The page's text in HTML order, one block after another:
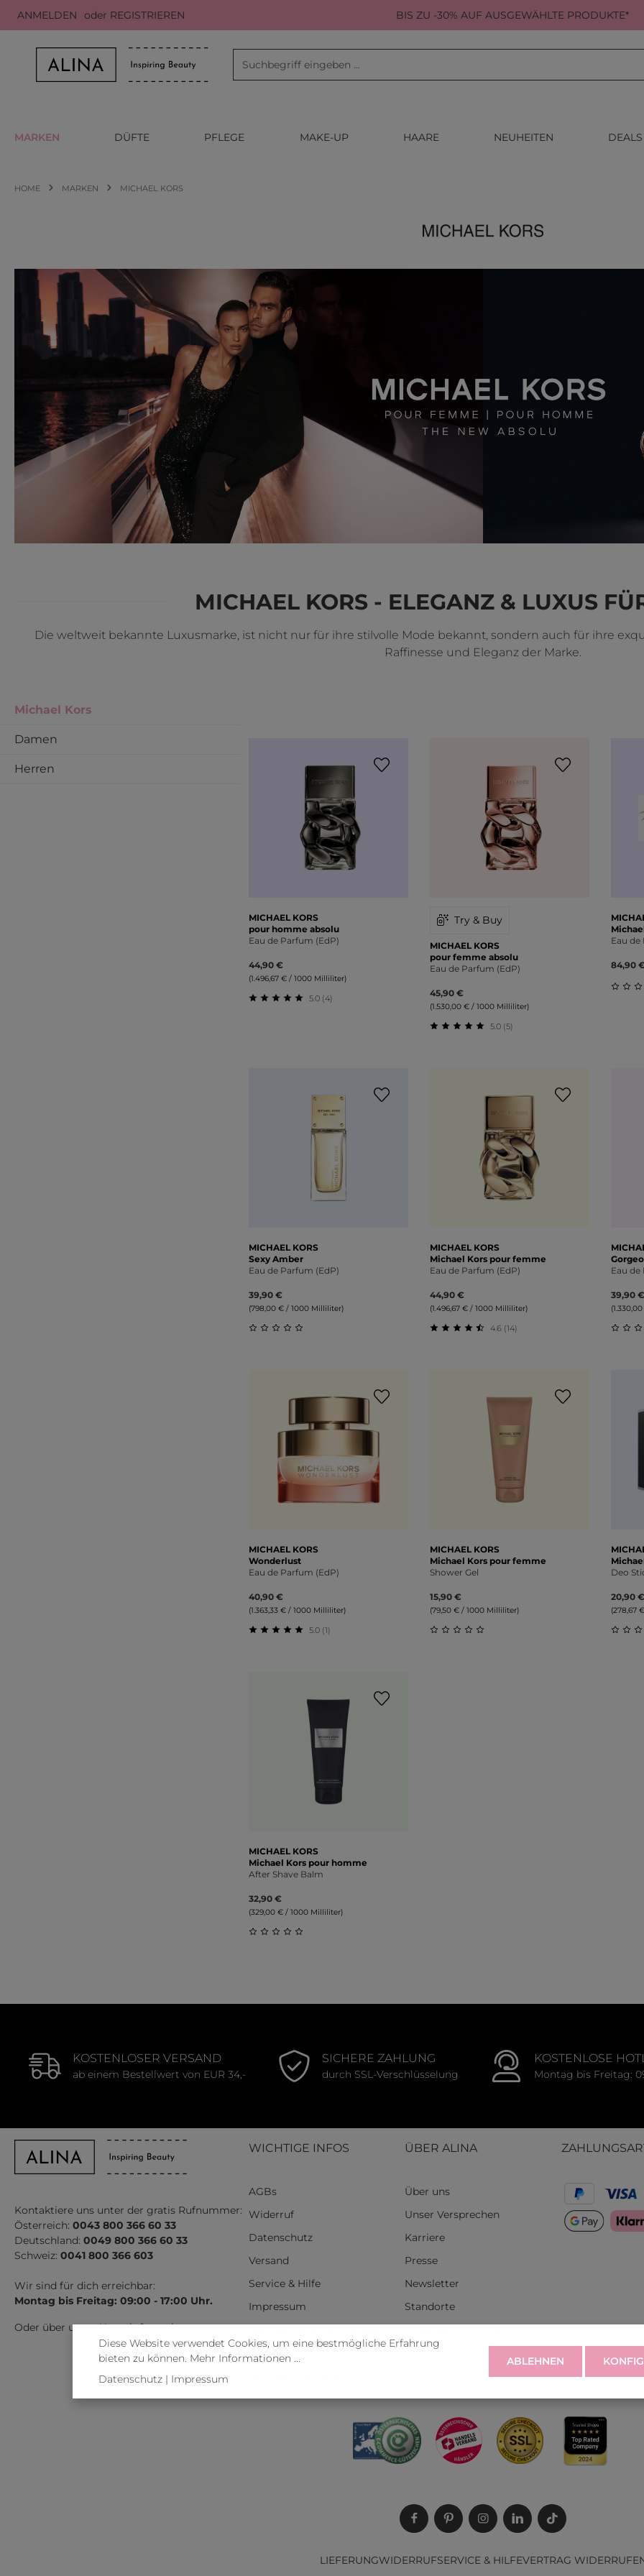
Hauptinhalt springen
Zur Suche springen
Zur Hauptnavigation springen
ANMELDEN oder REGISTRIEREN BIS ZU -30% AUF AUSGEWÄHLTE PRODUKTE*
MARKEN DÜFTE PFLEGE MAKE-UP HAARE NEUHEITEN DEALS
HOME MARKEN MICHAEL KORS
MICHAEL KORS - ELEGANZ & LUXUS
Die weltweit bekannte Luxusmarke, ist nicht nur für ihre stilvolle Mode bekannt, sondern auch für ihre
Raffinesse und Eleganz der Marke.
Michael Kors
Damen
Herren
MICHAEL KORS
pour homme absolu
Eau de Parfum (EdP)
44,90 €
(1.496,67 € / 1000 Milliliter)
Durchschnittliche Bewertung von 5 von 5 Sternen
5.0 (4)
Try & Buy
MICHAEL KORS
pour femme absolu
Eau de Parfum (EdP)
45,90 €
(1.530,00 € / 1000 Milliliter)
5.0 (5)
Eau de
84,90
MICHAEL KORS
Sexy Amber
Eau de Parfum (EdP)
39,90 €
(798,00 € / 1000 Milliliter)
MICHAEL KORS
Michael Kors pour femme
Eau de Parfum (EdP)
44,90 €
(1.496,67 € / 1000 Milliliter)
4.6 (14)
Eau de
39,90 €
MICHAEL KORS
Wonderlust
Eau de Parfum (EdP)
40,90 €
(1.363,33 € / 1000 Milliliter)
5.0 (1)
MICHAEL KORS
Michael Kors pour femme
Shower Gel
15,90 €
(79,50 € / 1000 Milliliter)
Deo
20,90 €
(278,67
MICHAEL KORS
Michael Kors pour homme
After Shave Balm
32,90 €
(329,00 € / 1000 Milliliter)
KOSTENLOSER VERSAND
ab einem Bestellwert von EUR 34,-
SICHERE ZAHLUNG
durch SSL-Verschlüsselung
KOSTENLOSE
Montag bis Freitag:
Kontaktiere uns unter der gratis Rufnummer:
Österreich: 0043 800 366 60 33
Deutschland: 0049 800 366 60 33
Schweiz: 0041 800 366 603
Wir sind für dich erreichbar:
Montag bis Freitag: 09:00 - 17:00 Uhr.
Oder über unserKontaktformular.
WICHTIGE INFOS
AGBs
Widerruf
Datenschutz
Versand
Service & Hilfe
Impressum
Cookies
ÜBER ALINA
Über uns
Unser Versprechen
Karriere
Presse
Newsletter
Standorte
LIEFERUNGWIDERRUFSERVICE & HILFEVERTRAG
Diese Website verwendet Cookies, um eine bestmögliche Erfahrung
bieten zu können. Mehr Informationen ...
Datenschutz| Impressum
ABLEHNEN